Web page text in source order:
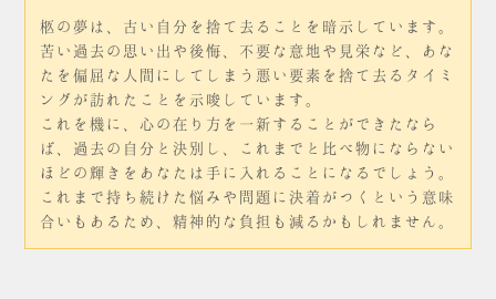
柩の夢は、古い自分を捨て去ることを暗示しています。
苦い過去の思い出や後悔、不要な意地や見栄など、あな
たを偏屈な人間にしてしまう悪い要素を捨て去るタイミ
ングが訪れたことを示唆しています。
これを機に、心の在り方を一新することができたなら
ば、過去の自分と決別し、これまでと比べ物にならない
ほどの輝きをあなたは手に入れることになるでしょう。
これまで持ち続けた悩みや問題に決着がつくという意味
合いもあるため、精神的な負担も減るかもしれません。